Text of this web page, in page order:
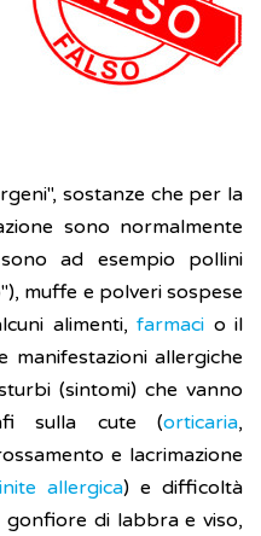
sostanze che per la
sono normalmente
ad esempio pollini
muffe e polveri sospese
alimenti,farmaci o il
manifestazioni allergiche
(sintomi) che vanno
sulla cute (orticaria,
e lacrimazione
allergica) e difficoltà
gonfiore di labbra e viso,